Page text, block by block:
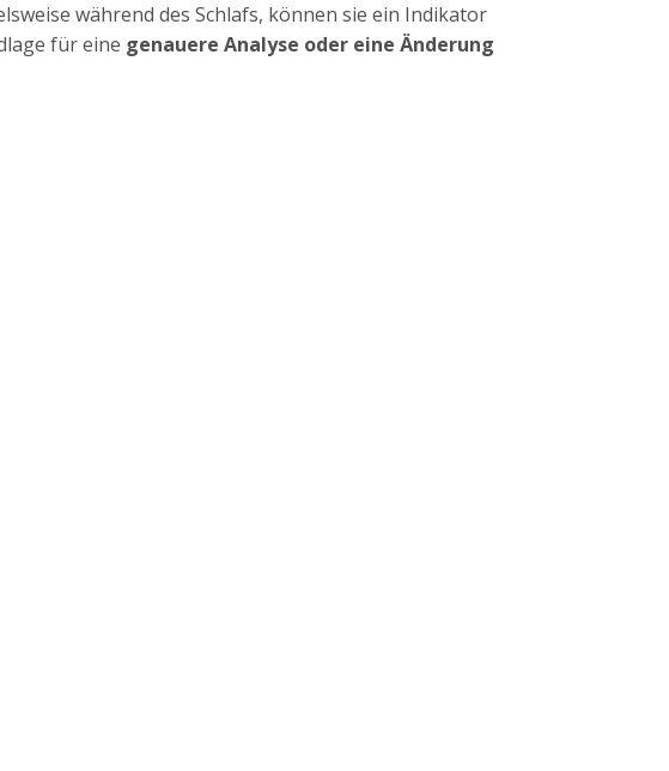
während des Schlafs, können sie ein Indikator
für eine genauere Analyse oder eine Änderung